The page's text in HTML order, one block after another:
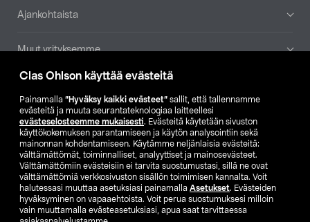
Clas Ohlson käyttää evästeitä
Painamalla ”Hyväksy kaikki evästeet” sallit, että tallennamme
evästeitä ja muuta seurantateknologiaa laitteellesi
evästeselosteemme mukaisesti. Evästeitä käytetään sivuston
käyttökokemuksen parantamiseen ja käytön analysointiin sekä
mainonnan kohdentamiseen. Käytämme neljänlaisia evästeitä:
välttämättömät, toiminnalliset, analyyttiset ja mainosevästeet.
Välttämättömiin evästeisiin ei tarvita suostumustasi, sillä ne ovat
välttämättömiä verkkosivuston sisällön toimimisen kannalta. Voit
halutessasi muuttaa asetuksiasi painamalla Asetukset. Evästeiden
hyväksyminen on vapaaehtoista. Voit perua suostumuksesi milloin
vain muuttamalla evästeasetuksiasi, apua saat tarvittaessa
Ajankohtaista
Muut yrityksemme
Etsi myymälä
SE NO FI
FI SV